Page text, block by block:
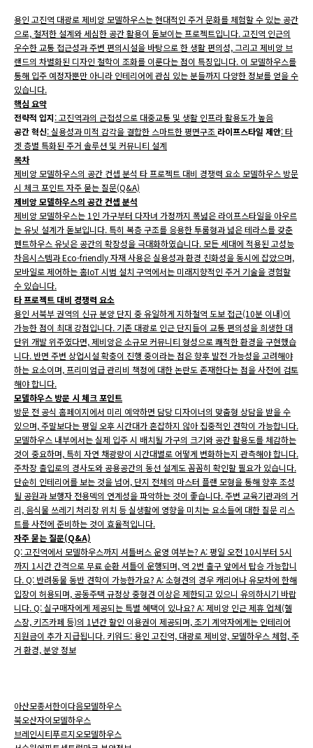
용인 고진역 대광로 제비앙 모델하우스는 현대적인 주거 문화를 체험할 수 있는 공간
으로, 철저한 설계와 세심한 공간 활용이 돋보이는 프로젝트입니다. 고진역 인근의
우수한 교통 접근성과 주변 편의시설을 바탕으로 한 생활 편의성, 그리고 제비앙 브
랜드의 차별화된 디자인 철학이 조화를 이룬다는 점이 특징입니다. 이 모델하우스를
통해 입주 예정자뿐만 아니라 인테리어에 관심 있는 분들까지 다양한 정보를 얻을 수
있습니다.
핵심 요약
전략적 입지: 고진역과의 근접성으로 대중교통 및 생활 인프라 활용도가 높음
공간 혁신: 실용성과 미적 감각을 결합한 스마트한 평면구조 라이프스타일 제안: 타
겟 층별 특화된 주거 솔루션 및 커뮤니티 설계
목차
제비앙 모델하우스의 공간 컨셉 분석 타 프로젝트 대비 경쟁력 요소 모델하우스 방문
시 체크 포인트 자주 묻는 질문(Q&A)
제비앙 모델하우스의 공간 컨셉 분석
제비앙 모델하우스는 1인 가구부터 다자녀 가정까지 폭넓은 라이프스타일을 아우르
는 유닛 설계가 돋보입니다. 특히 복층 구조를 응용한 투룸형과 넓은 테라스를 갖춘
펜트하우스 유닛은 공간의 확장성을 극대화하였습니다. 모든 세대에 적용된 고성능
차음시스템과 Eco-friendly 자재 사용은 실용성과 환경 친화성을 동시에 잡았으며,
모바일로 제어하는 홈IoT 시범 설치 구역에서는 미래지향적인 주거 기술을 경험할
수 있습니다.
타 프로젝트 대비 경쟁력 요소
용인 서북부 권역의 신규 분양 단지 중 유일하게 지하철역 도보 접근(10분 이내)이
가능한 점이 최대 강점입니다. 기존 대광로 인근 단지들이 교통 편의성을 희생한 대
단위 개발 위주였다면, 제비앙은 소규모 커뮤니티 형성으로 쾌적한 환경을 구현했습
니다. 반면 주변 상업시설 확충이 진행 중이라는 점은 향후 발전 가능성을 고려해야
하는 요소이며, 프리미엄급 관리비 책정에 대한 논란도 존재한다는 점을 사전에 검토
해야 합니다.
모델하우스 방문 시 체크 포인트
방문 전 공식 홈페이지에서 미리 예약하면 담당 디자이너의 맞춤형 상담을 받을 수
있으며, 주말보다는 평일 오후 시간대가 혼잡하지 않아 집중적인 견학이 가능합니다.
모델하우스 내부에서는 실제 입주 시 배치될 가구의 크기와 공간 활용도를 체감하는
것이 중요하며, 특히 자연 채광량이 시간대별로 어떻게 변화하는지 관측해야 합니다.
주차장 출입로의 경사도와 공용공간의 동선 설계도 꼼꼼히 확인할 필요가 있습니다.
단순히 인테리어를 보는 것을 넘어, 단지 전체의 마스터 플랜 모형을 통해 향후 조성
될 공원과 보행자 전용덱의 연계성을 파악하는 것이 좋습니다. 주변 교육기관과의 거
리, 음식물 쓰레기 처리장 위치 등 실생활에 영향을 미치는 요소들에 대한 질문 리스
트를 사전에 준비하는 것이 효율적입니다.
자주 묻는 질문(Q&A)
Q: 고진역에서 모델하우스까지 셔틀버스 운영 여부는? A: 평일 오전 10시부터 5시
까지 1시간 간격으로 무료 순환 셔틀이 운행되며, 역 2번 출구 앞에서 탑승 가능합니
다. Q: 반려동물 동반 견학이 가능한가요? A: 소형견의 경우 캐리어나 유모차에 한해
입장이 허용되며, 공동주택 규정상 중형견 이상은 제한되고 있으니 유의하시기 바랍
니다. Q: 실구매자에게 제공되는 특별 혜택이 있나요? A: 제비앙 인근 제휴 업체(헬
스장, 키즈카페 등)의 1년간 할인 이용권이 제공되며, 조기 계약자에게는 인테리어
지원금이 추가 지급됩니다. 키워드: 용인 고진역, 대광로 제비앙, 모델하우스 체험, 주
거 환경, 분양 정보
아산모종서한이다음모델하우스
북오산자이모델하우스
브레인시티푸르지오모델하우스